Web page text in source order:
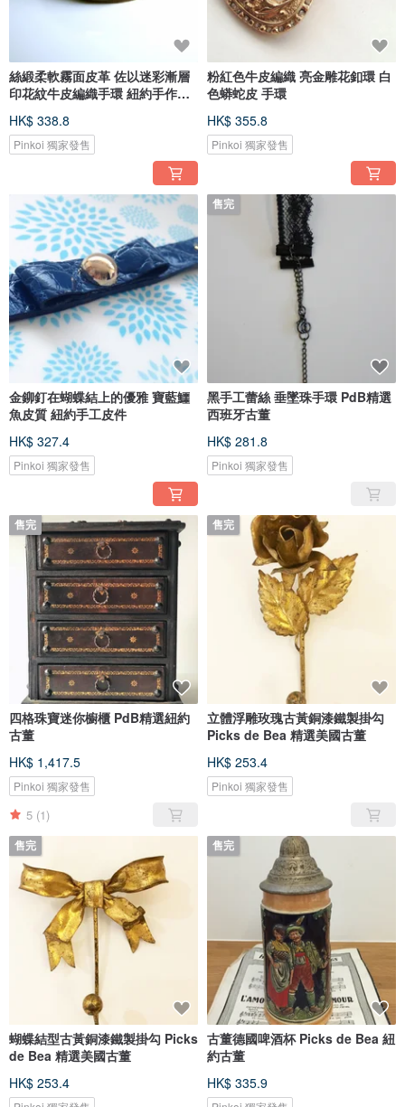
絲緞柔軟霧面皮革 佐以迷彩漸層
印花紋牛皮編織手環 紐約手作皮
HK$ 338.8
Pinkoi 獨家發售
粉紅色牛皮編織 亮金雕花釦環 白
色蟒蛇皮 手環
HK$ 355.8
Pinkoi 獨家發售
金鉚釘在蝴蝶結上的優雅 寶藍鱷
魚皮質 紐約手工皮件
HK$ 327.4
Pinkoi 獨家發售
售完
黑手工蕾絲 垂墜珠手環 PdB精選
西班牙古董
HK$ 281.8
Pinkoi 獨家發售
售完
四格珠寶迷你櫥櫃 PdB精選紐約
古董
HK$ 1,417.5
Pinkoi 獨家發售
5 (1)
售完
立體浮雕玫瑰古黃銅漆鐵製掛勾
Picks de Bea 精選美國古董
HK$ 253.4
Pinkoi 獨家發售
售完
蝴蝶結型古黃銅漆鐵製掛勾 Picks
de Bea 精選美國古董
HK$ 253.4
售完
古董德國啤酒杯 Picks de Bea 紐
約古董
HK$ 335.9